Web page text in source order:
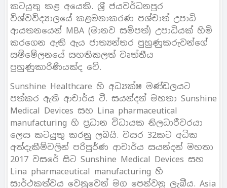
කටයුතු කළ අයෙකි. ශ‍්‍රී ජයවර්ධනපුර
විශ්වවිද්‍යාලයේ කළමනාකරණ පශ්චාත් උපාධි
ආයතනයෙන් MBA (මානව සම්පත්) උපාධියක් හිමි
කරගෙන ඇති ඇය ජාත්‍යන්තර පුහුණුකරුවන්ගේ
සම්මේලනයේ සහතිකලත් වෘත්තීය
පුහුණුකාරිණියක්ද වේ.
Sunshine Healthcare හි අධ්‍යක්ෂ මණ්ඩලයට
පත්කර ඇති ආචාර්ය ටී. සයන්දන් මහතා Sunshine
Medical Devices සහ Lina pharmaceutical
manufacturing හි ප‍්‍රධාන විධායක නිලධාරීවරයා
ලෙස කටයුතු කරනු ලබයි. වසර 32කට අධික
අත්දැකීම්වලින් පරිපූර්ණ ආචාර්ය සයන්දන් මහතා
2017 වසරේ සිට Sunshine Medical Devices සහ
Lina pharmaceutical manufacturing හි
සාර්ථකත්වය වෙනුවෙන් මග පෙන්වනු ලැබීය. Asia